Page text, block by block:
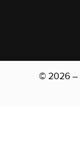
© 2026 –